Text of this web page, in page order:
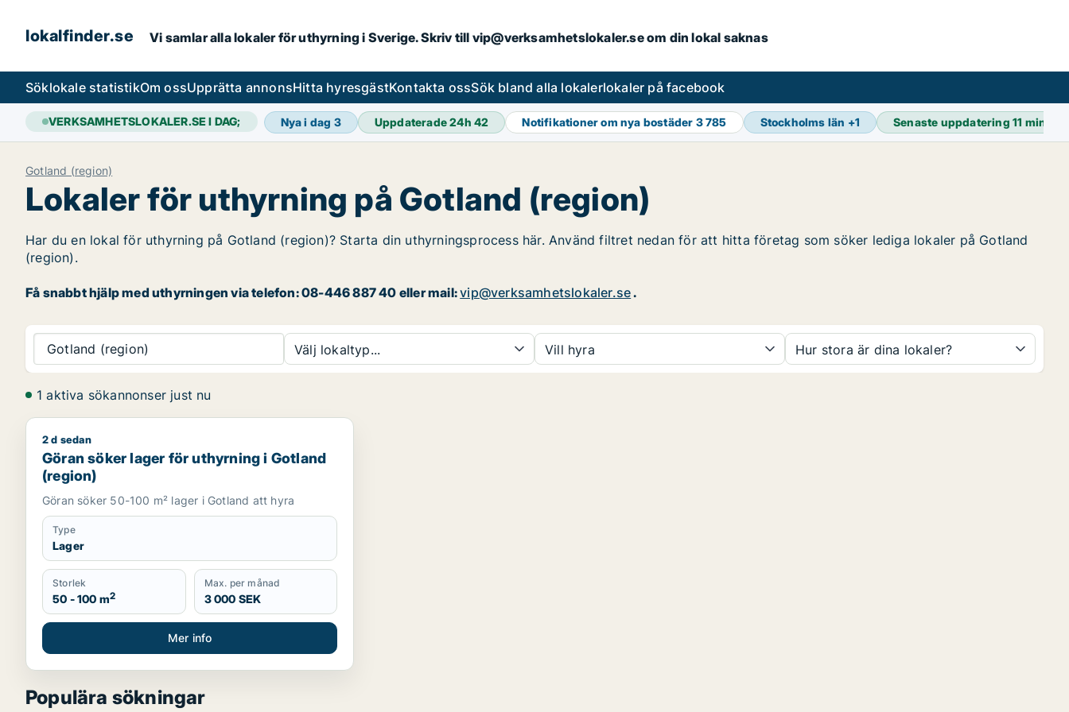
lokalfinder.se Vi samlar alla lokaler för uthyrning i Sverige. Skriv till vip@verksamhetslokaler.se om din lokal saknas
Söklokale statistikOm ossUpprätta annonsHitta hyresgästKontakta ossSök bland alla lokalerlokaler på facebook
VERKSAMHETSLOKALER.SE I DAG; Nya i dag 3 Uppdaterade 24h42 Notifikationer om nya bostäder 3 785 Stockholms län +1 Senaste uppdatering11 min
Gotland (region)
Lokaler för uthyrning på Gotland (region)
Har du en lokal för uthyrning på Gotland (region)? Starta din uthyrningsprocess här. Använd filtret nedan för att hitta företag som söker lediga lokaler på Gotland
(region).
Få snabbt hjälp med uthyrningen via telefon: 08-446 887 40 eller mail:vip@verksamhetslokaler.se.
Gotland (region) Välj lokaltyp... Vill hyra Hur stora är dina lokaler?
1 aktiva sökannonser just nu
Göran söker lager för uthyrning i Gotland (region)
2 d sedan
Göran söker lager för uthyrning i Gotland
(region)
Göran söker 50-100 m² lager i Gotland att hyra
Type
Lager
Storlek
50 - 100 m2
Max. per månad
3 000 SEK
Mer info
Populära sökningar